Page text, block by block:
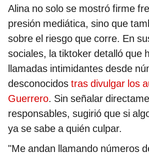
Alina no solo se mostró firme
presión mediática, sino que
sobre el riesgo que corre. En
sociales, la tiktoker detalló que
llamadas intimidantes desde
desconocidos tras divulgar los
Guerrero. Sin señalar
responsables, sugirió que si
ya se sabe a quién culpar.
"Me andan llamando números